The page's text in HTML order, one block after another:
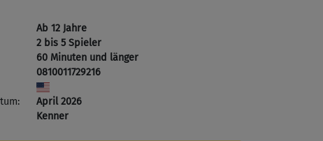
Ab 12 Jahre
2 bis 5 Spieler
60 Minuten und länger
0810011729216
April 2026
Kenner